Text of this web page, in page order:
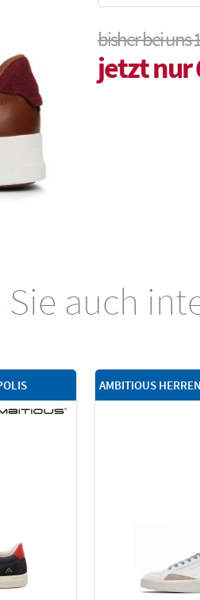
bisher bei uns
jetzt nur
auch
AMBITIOUS